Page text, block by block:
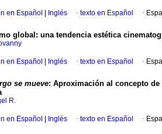
en Español Inglés · texto en Español ·
global: una tendencia estética
en Español Inglés · texto en Español ·
se mueve: Aproximación al concepto
R.
en Español Inglés · texto en Español ·